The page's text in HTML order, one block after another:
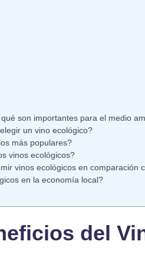
son importantes para el medio
un vino ecológico?
más populares?
vinos ecológicos?
vinos ecológicos en comparación
en la economía local?
del